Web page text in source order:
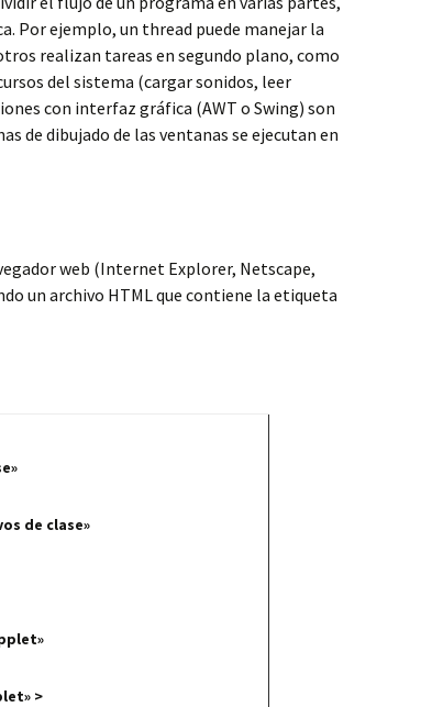
Por ejemplo, un thread puede manejar la
realizan tareas en segundo plano, como
del sistema (cargar sonidos, leer
con interfaz gráfica (AWT o Swing) son
de dibujado de las ventanas se ejecutan en
web (Internet Explorer, Netscape,
un archivo HTML que contiene la etiqueta
de clase»
>